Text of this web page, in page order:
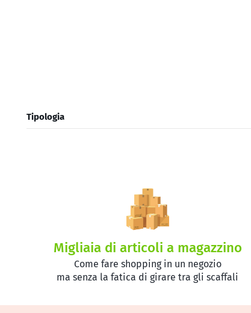
Tipologia
Migliaia di articoli a magazzino
Come fare shopping in un negozio
ma senza la fatica di girare tra gli scaffali